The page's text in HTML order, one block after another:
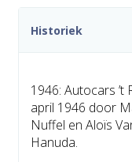
Historiek
1946: Autocars
april 1946 door
Nuffel en Aloïs
Hanuda.